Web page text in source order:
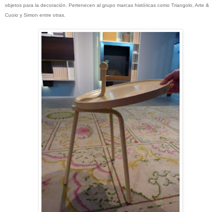
objetos para la decoración. Pertenecen al grupo marcas históricas como Triangolo, Arte &
Cuoio y Simon entre otras.